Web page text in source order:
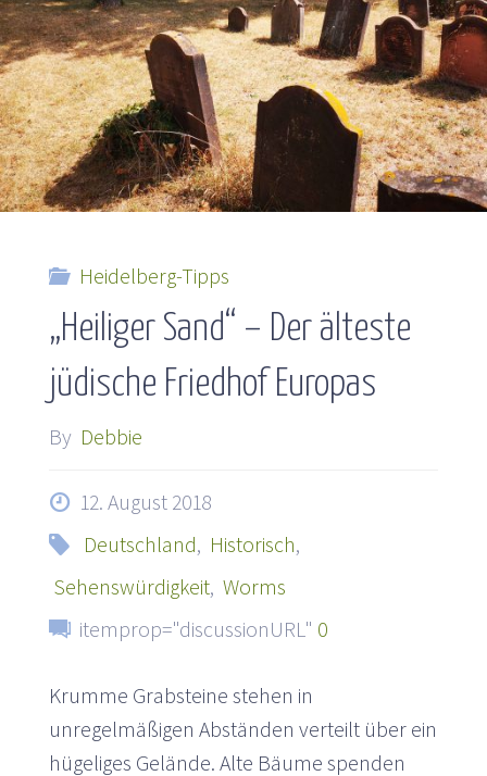
Park"
Heidelberg-Tipps
„Heiliger Sand“ – Der älteste
jüdische Friedhof Europas
By Debbie
12. August 2018
Deutschland, Historisch,
Sehenswürdigkeit, Worms
itemprop="discussionURL" 0
Krumme Grabsteine stehen in
unregelmäßigen Abständen verteilt über ein
hügeliges Gelände. Alte Bäume spenden